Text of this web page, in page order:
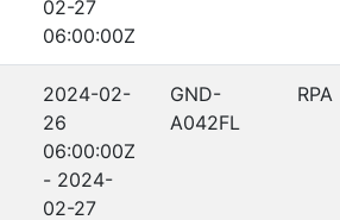
02-27
06:00:00Z
2024-02-
26
06:00:00Z
- 2024-
02-27
GND-
A042FL
RPA